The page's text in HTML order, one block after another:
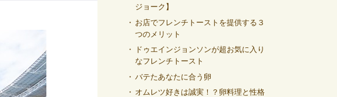
ジョーク】
お店でフレンチトーストを提供する３
つのメリット
ドゥエインジョンソンが超お気に入り
なフレンチトースト
バテたあなたに合う卵
オムレツ好きは誠実！？卵料理と性格